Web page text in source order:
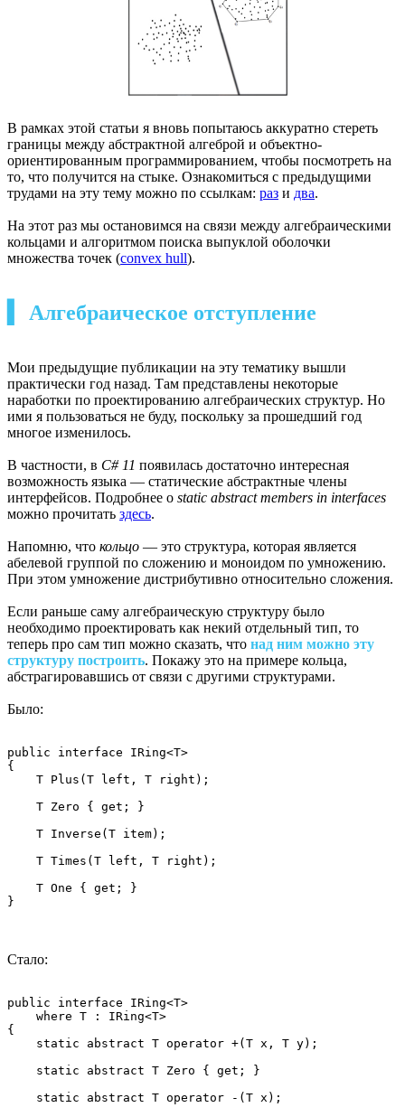
В рамках этой статьи я вновь попытаюсь аккуратно стереть
границы между абстрактной алгеброй и объектно-
ориентированным программированием, чтобы посмотреть на
то, что получится на стыке. Ознакомиться с предыдущими
трудами на эту тему можно по ссылкам: раз и два.
На этот раз мы остановимся на связи между алгебраическими
кольцами и алгоритмом поиска выпуклой оболочки
множества точек (convex hull).
▍ Алгебраическое отступление
Мои предыдущие публикации на эту тематику вышли
практически год назад. Там представлены некоторые
наработки по проектированию алгебраических структур. Но
ими я пользоваться не буду, поскольку за прошедший год
многое изменилось.
В частности, в C# 11 появилась достаточно интересная
возможность языка — статические абстрактные члены
интерфейсов. Подробнее о static abstract members in interfaces
можно прочитать здесь.
Напомню, что кольцо — это структура, которая является
абелевой группой по сложению и моноидом по умножению.
При этом умножение дистрибутивно относительно сложения.
Если раньше саму алгебраическую структуру было
необходимо проектировать как некий отдельный тип, то
теперь про сам тип можно сказать, что над ним можно эту
структуру построить. Покажу это на примере кольца,
абстрагировавшись от связи с другими структурами.
Было:
public interface IRing<T>
{
    T Plus(T left, T right);
    T Zero { get; }
    T Inverse(T item);
    T Times(T left, T right);
    T One { get; }
Стало:
public interface IRing<T>
    where T : IRing<T>
{
    static abstract T operator +(T x, T y);
    static abstract T Zero { get; }
    static abstract T operator -(T x);